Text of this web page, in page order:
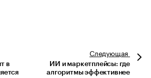
в
Следующая
ИИ и маркетплейсы: где
алгоритмы эффективнее